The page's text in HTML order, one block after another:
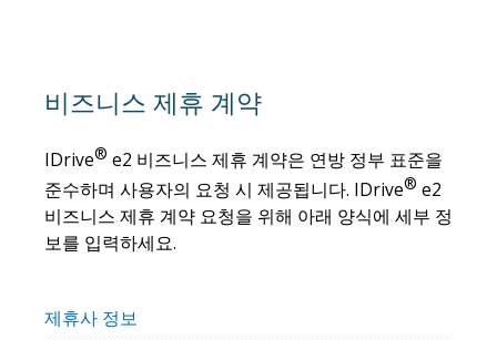
비즈니스 제휴 계약
IDrive® e2 비즈니스 제휴 계약은 연방 정부 표준을
준수하며 사용자의 요청 시 제공됩니다. IDrive® e2
비즈니스 제휴 계약 요청을 위해 아래 양식에 세부 정
보를 입력하세요.
제휴사 정보